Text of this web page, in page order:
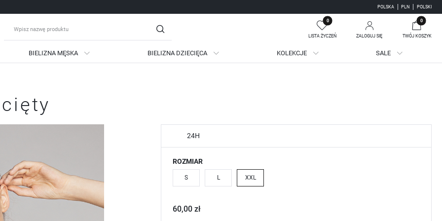
POLSKA PLN POLSKI
0
LISTA ŻYCZEŃ ZALOGUJ SIĘ
się
Zapomniałem hasła
SIĘ
podgląd historii zakupów
brak konieczności wprowadzania swoich danych przy kolejnych zakupach
możliwość otrzymania rabatów i kuponów promocyjnych
0
TWÓJ KOSZYK
Twój koszyk jest pusty
BIELIZNA MĘSKA BIELIZNA DZIECIĘCA KOLEKCJE SALE
24H
ROZMIAR
S L XXL
60,00 zł